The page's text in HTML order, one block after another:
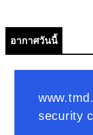
อากาศวันนี้